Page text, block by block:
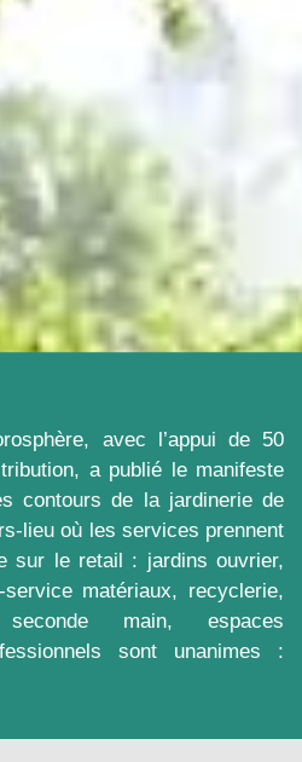
avec l’appui de 50
a publié le manifeste
contours de la jardinerie de
lieu où les services prennent
sur le retail : jardins ouvrier,
matériaux, recyclerie,
main, espaces
sont unanimes :